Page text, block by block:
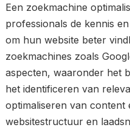
Een zoekmachine
professionals de kennis
om hun website beter
zoekmachines zoals
aspecten, waaronder het
het identificeren van
optimaliseren van content
websitestructuur en